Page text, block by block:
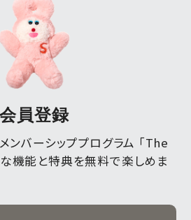
会員登録
ンバーシッププログラム 「The
機能と特典を無料で楽しめま